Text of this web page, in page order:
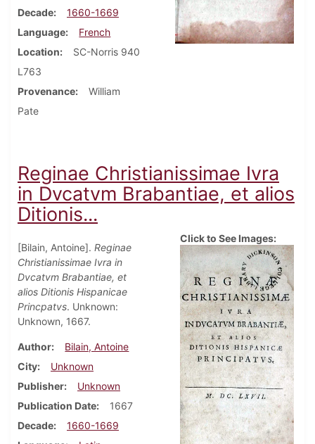
Decade
1660-1669
Language
French
Location
SC-Norris 940
L763
Provenance
William
Pate
Reginae Christianissimae Ivra
in Dvcatvm Brabantiae, et alios
Ditionis...
[Bilain, Antoine]. Reginae
Christianissimae Ivra in
Dvcatvm Brabantiae, et
alios Ditionis Hispanicae
Princpatvs. Unknown:
Unknown, 1667.
Author
Bilain, Antoine
City
Unknown
Publisher
Unknown
Publication Date
1667
Decade
1660-1669
Click to See Images: